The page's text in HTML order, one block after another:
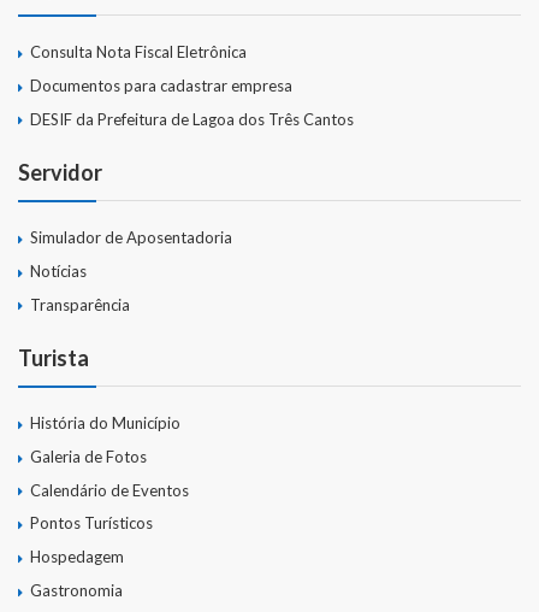
Consulta Nota Fiscal Eletrônica
Documentos para cadastrar empresa
DESIF da Prefeitura de Lagoa dos Três Cantos
Servidor
Simulador de Aposentadoria
Notícias
Transparência
Turista
História do Município
Galeria de Fotos
Calendário de Eventos
Pontos Turísticos
Hospedagem
Gastronomia